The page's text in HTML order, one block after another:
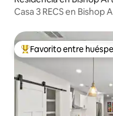
Casa 3 RECS en
De los mejores en
Favorito entre